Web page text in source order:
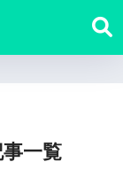
一覧